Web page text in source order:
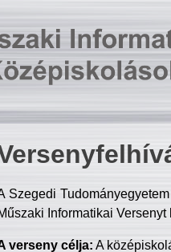
Szegedi
Műszaki Informatikai
A verseny célja: A